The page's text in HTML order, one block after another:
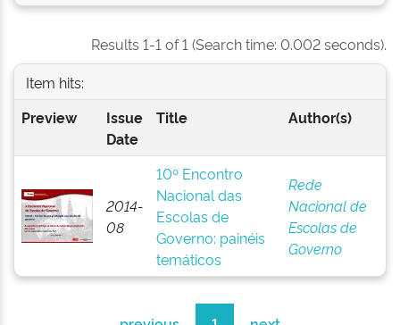
Results 1-1 of 1 (Search time: 0.002 seconds).
Item hits:
Preview
Issue
Date
Title Author(s)
2014-
08
10º Encontro
Nacional das
Escolas de
Governo: painéis
temáticos
Rede
Nacional de
Escolas de
Governo